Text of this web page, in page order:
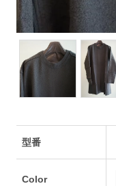
型番
Color